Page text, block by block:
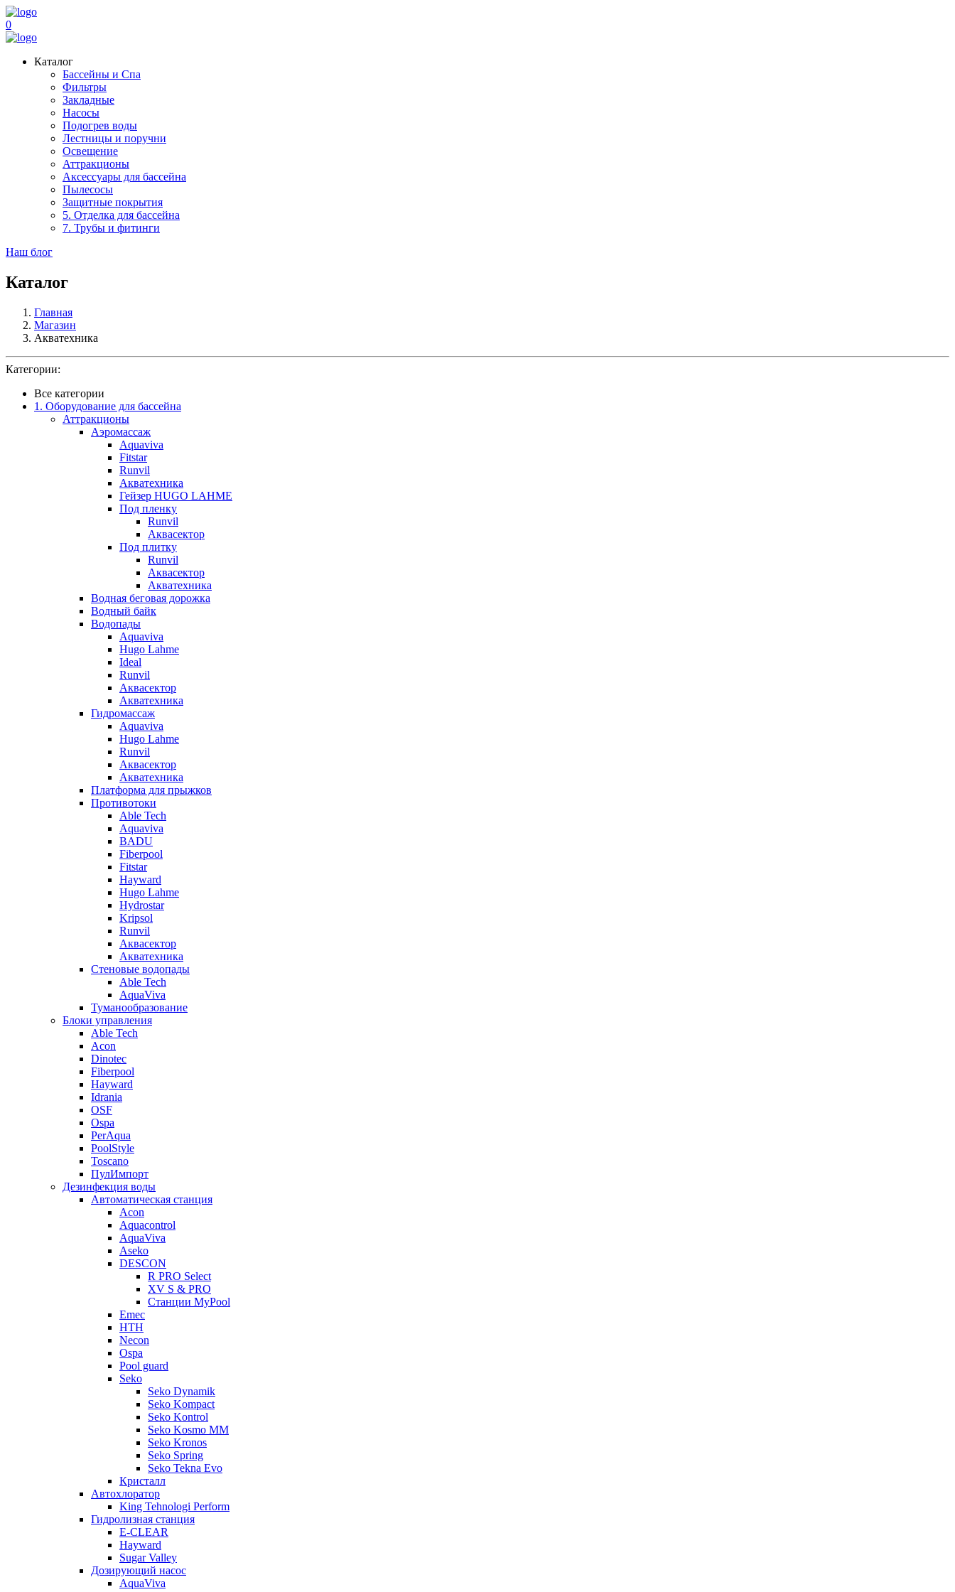
0
Каталог
Бассейны и Спа
Фильтры
Закладные
Насосы
Подогрев воды
Лестницы и поручни
Освещение
Аттракционы
Аксессуары для бассейна
Пылесосы
Защитные покрытия
5. Отделка для бассейна
7. Трубы и фитинги
Наш блог
Каталог
Главная
Магазин
Акватехника
Категории:
Все категории
1. Оборудование для бассейна
Аттракционы
Аэромассаж
Aquaviva
Fitstar
Runvil
Акватехника
Гейзер HUGO LAHME
Под пленку
Runvil
Аквасектор
Под плитку
Runvil
Аквасектор
Акватехника
Водная беговая дорожка
Водный байк
Водопады
Aquaviva
Hugo Lahme
Ideal
Runvil
Аквасектор
Акватехника
Гидромассаж
Aquaviva
Hugo Lahme
Runvil
Аквасектор
Акватехника
Платформа для прыжков
Противотоки
Able Tech
Aquaviva
BADU
Fiberpool
Fitstar
Hayward
Hugo Lahme
Hydrostar
Kripsol
Runvil
Аквасектор
Акватехника
Стеновые водопады
Able Tech
AquaViva
Туманообразование
Блоки управления
Able Tech
Acon
Dinotec
Fiberpool
Hayward
Idrania
OSF
Ospa
PerAqua
PoolStyle
Toscano
ПулИмпорт
Дезинфекция воды
Автоматическая станция
Acon
Aquacontrol
AquaViva
Aseko
DESCON
R PRO Select
XV S & PRO
Станции MyPool
Emec
HTH
Necon
Ospa
Pool guard
Seko
Seko Dynamik
Seko Kompact
Seko Kontrol
Seko Kosmo MM
Seko Kronos
Seko Spring
Seko Tekna Evo
Кристалл
Автохлоратор
King Tehnologi Perform
Гидролизная станция
E-CLEAR
Hayward
Sugar Valley
Дозирующий насос
AquaViva